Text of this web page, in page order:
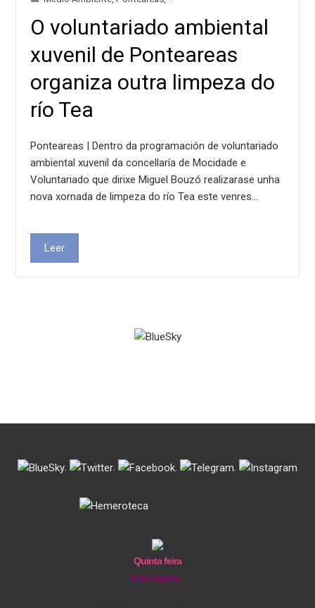
O voluntariado ambiental
xuvenil de Ponteareas
organiza outra limpeza do
río Tea
Ponteareas | Dentro da programación de voluntariado
ambiental xuvenil da concellaría de Mocidade e
Voluntariado que dirixe Miguel Bouzó realizarase unha
nova xornada de limpeza do río Tea este venres…
Leer
. . . .
Quinta feira
6 de Agosto